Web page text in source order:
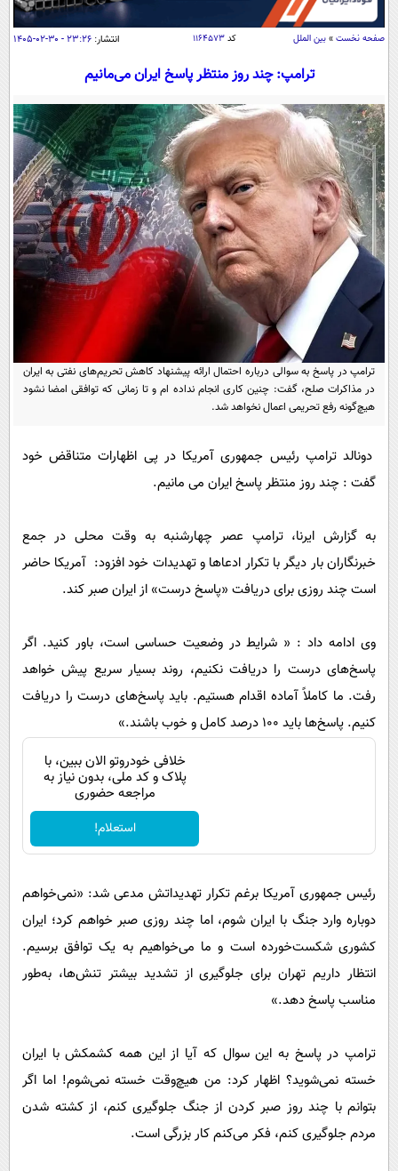
اقتصاد
اقتصادی
جامعه
حوادث
سلامت
یک برش دانایی
محیط زیست
سفر و تفریح
بین الملل
سیاست خارجی
فرهنگ و هنر
علم و دانش
فناوری و It
علمی
اخبار کریپتو
قرآن
گوناگون
سرگرمی
باشگاه مغز
فیلم
سیاست
سرگرمی
محیط زیست
سلامت
بین الملل
اجتماعی
حیات وحش
سیاست خارجی
عصر ایران 2
داستان کوتاه
صفحه نخست » بین الملل کد ۱۱۶۴۵۷۳ انتشار: ۲۳:۲۶ - ۳۰-۰۲-۱۴۰۵
ترامپ: چند روز منتظر پاسخ ایران می‌مانیم
ترامپ در پاسخ به سوالی درباره احتمال ارائه پیشنهاد کاهش تحریم‌های نفتی به ایران
در مذاکرات صلح، گفت: چنین کاری انجام نداده ام و تا زمانی که توافقی امضا نشود
هیچ‌گونه رفع تحریمی اعمال نخواهد شد.
دونالد ترامپ رئیس جمهوری آمریکا در پی اظهارات متناقض خود
گفت : چند روز منتظر پاسخ ایران می مانیم.
به گزارش ایرنا، ترامپ عصر چهارشنبه به وقت محلی در جمع
خبرنگاران بار دیگر با تکرار ادعاها و تهدیدات خود افزود: آمریکا حاضر
است چند روزی برای دریافت «پاسخ درست» از ایران صبر کند.
وی ادامه داد : « شرایط در وضعیت حساسی است، باور کنید. اگر
پاسخ‌های درست را دریافت نکنیم، روند بسیار سریع پیش خواهد
رفت. ما کاملاً آماده اقدام هستیم. باید پاسخ‌های درست را دریافت
کنیم. پاسخ‌ها باید ۱۰۰ درصد کامل و خوب باشند.»
خلافی خودروتو الان ببین، با
پلاک و کد ملی، بدون نیاز به
مراجعه حضوری
استعلام!
رئیس جمهوری آمریکا برغم تکرار تهدیداتش مدعی شد: «نمی‌خواهم
دوباره وارد جنگ با ایران شوم، اما چند روزی صبر خواهم کرد؛ ایران
کشوری شکست‌خورده است و ما می‌خواهیم به یک توافق برسیم.
انتظار داریم تهران برای جلوگیری از تشدید بیشتر تنش‌ها، به‌طور
مناسب پاسخ دهد.»
ترامپ در پاسخ به این سوال که آیا از این همه کشمکش با ایران
خسته نمی‌شوید؟ اظهار کرد: من هیچ‌وقت خسته نمی‌شوم! اما اگر
بتوانم با چند روز صبر کردن از جنگ جلوگیری کنم، از کشته شدن
مردم جلوگیری کنم، فکر می‌کنم کار بزرگی است.